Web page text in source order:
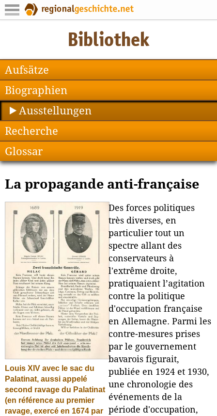
Aufsätze
Biographien
Ausstellungen
Recherche
Glossar
La propagande anti-française
Louis XIV avec le sac du
Palatinat, aussi appelé
second ravage du Palatinat
(en référence au premier
ravage, exercé en 1674 par
Des forces politiques
très diverses, en
particulier tout un
spectre allant des
conservateurs à
l'extrême droite,
pratiquaient l’agitation
contre la politique
d'occupation française
en Allemagne. Parmi les
contre-mesures prises
par le gouvernement
bavarois figurait,
publiée en 1924 et 1930,
une chronologie des
événements de la
période d'occupation,